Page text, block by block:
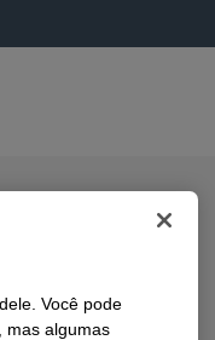
Você pode
mas algumas